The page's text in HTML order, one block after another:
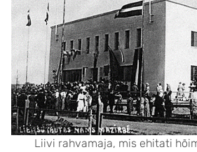
Liivi rahvamaja, mis ehitati